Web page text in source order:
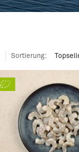
Sortierung: